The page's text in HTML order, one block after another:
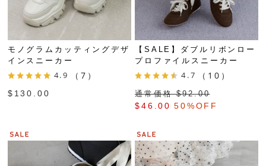
モノグラムカッティングデザ
インスニーカー
4.9 （7）
$‌130.00
【SALE】ダブルリボンロー
プロファイルスニーカー
4.7 （10）
通常価格 $‌92.00
$‌46.00 50%OFF